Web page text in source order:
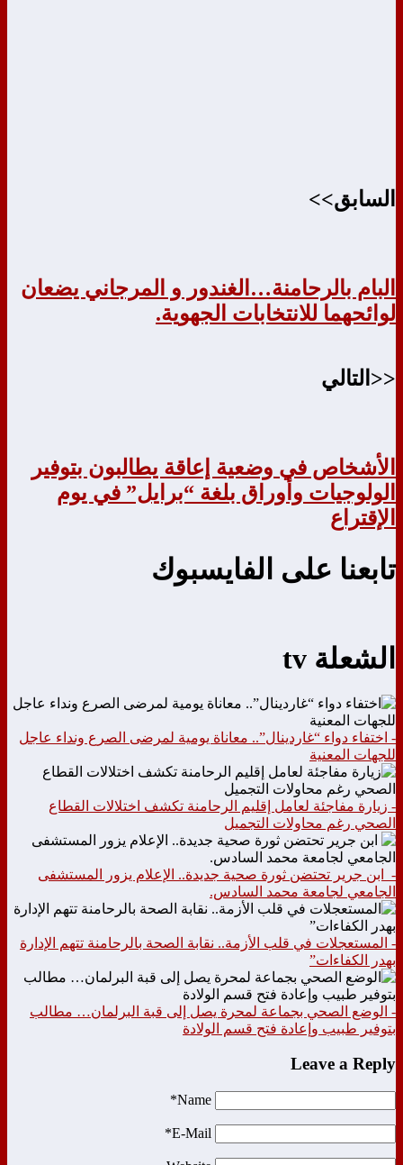
السابق>>
البام بالرحامنة…الغندور و المرجاني يضعان
لوائحهما للانتخابات الجهوية.
<<التالي
الأشخاص في وضعية إعاقة يطالبون بتوفير
الولوجيات وأوراق بلغة “برايل” في يوم
الإقتراع
تابعنا على الفايسبوك
الشعلة tv
- اختفاء دواء “غاردينال”.. معاناة يومية لمرضى الصرع ونداء عاجل
للجهات المعنية
- زيارة مفاجئة لعامل إقليم الرحامنة تكشف اختلالات القطاع
الصحي رغم محاولات التجميل
- ابن جرير تحتضن ثورة صحية جديدة.. الإعلام يزور المستشفى
الجامعي لجامعة محمد السادس.
- المستعجلات في قلب الأزمة.. نقابة الصحة بالرحامنة تتهم الإدارة
بهدر الكفاءات”
- الوضع الصحي بجماعة لمحرة يصل إلى قبة البرلمان… مطالب
بتوفير طبيب وإعادة فتح قسم الولادة
Leave a Reply
Name*
E-Mail*